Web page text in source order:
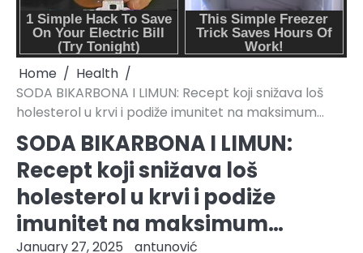
Home
Health
SODA BIKARBONA I LIMUN: Recept koji snižava loš
holesterol u krvi i podiže imunitet na maksimum…
SODA BIKARBONA I LIMUN:
Recept koji snižava loš
holesterol u krvi i podiže
imunitet na maksimum…
January 27, 2025 antunović